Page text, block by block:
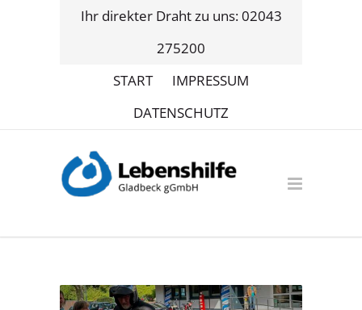
Ihr direkter Draht zu uns: 02043
275200
START
IMPRESSUM
DATENSCHUTZ